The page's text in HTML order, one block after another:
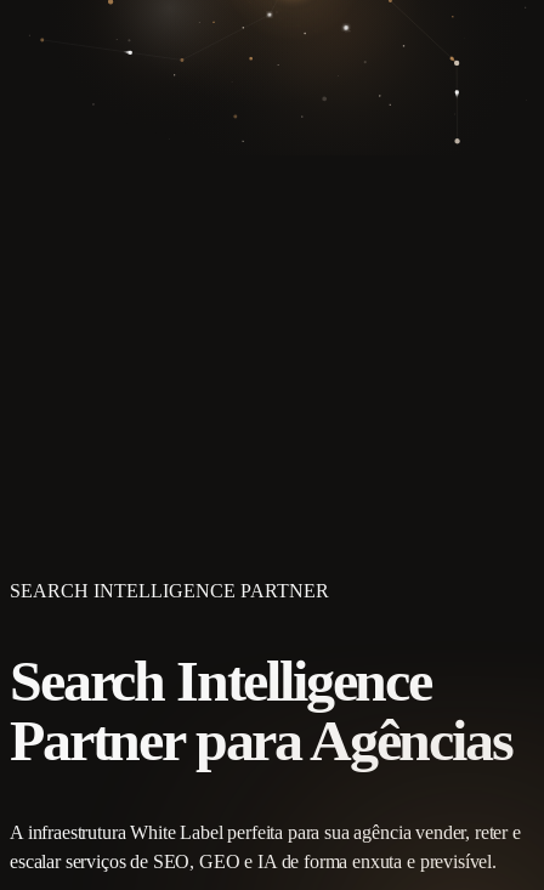
SEARCH INTELLIGENCE PARTNER
Search Intelligence
Partner para Agências
A infraestrutura White Label perfeita para sua agência vender, reter e
escalar serviços de SEO, GEO e IA de forma enxuta e previsível.